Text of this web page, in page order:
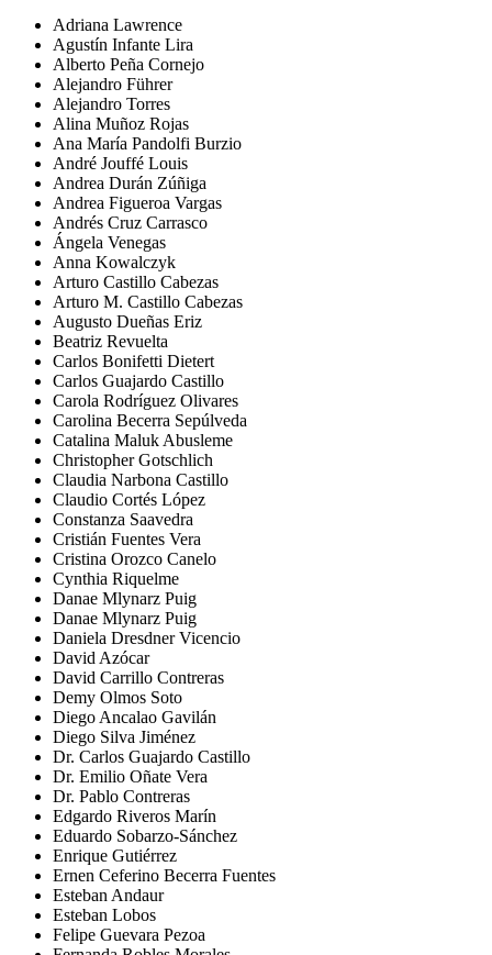
Adriana Lawrence
Agustín Infante Lira
Alberto Peña Cornejo
Alejandro Führer
Alejandro Torres
Alina Muñoz Rojas
Ana María Pandolfi Burzio
André Jouffé Louis
Andrea Durán Zúñiga
Andrea Figueroa Vargas
Andrés Cruz Carrasco
Ángela Venegas
Anna Kowalczyk
Arturo Castillo Cabezas
Arturo M. Castillo Cabezas
Augusto Dueñas Eriz
Beatriz Revuelta
Carlos Bonifetti Dietert
Carlos Guajardo Castillo
Carola Rodríguez Olivares
Carolina Becerra Sepúlveda
Catalina Maluk Abusleme
Christopher Gotschlich
Claudia Narbona Castillo
Claudio Cortés López
Constanza Saavedra
Cristián Fuentes Vera
Cristina Orozco Canelo
Cynthia Riquelme
Danae Mlynarz Puig
Danae Mlynarz Puig
Daniela Dresdner Vicencio
David Azócar
David Carrillo Contreras
Demy Olmos Soto
Diego Ancalao Gavilán
Diego Silva Jiménez
Dr. Carlos Guajardo Castillo
Dr. Emilio Oñate Vera
Dr. Pablo Contreras
Edgardo Riveros Marín
Eduardo Sobarzo-Sánchez
Enrique Gutiérrez
Ernen Ceferino Becerra Fuentes
Esteban Andaur
Esteban Lobos
Felipe Guevara Pezoa